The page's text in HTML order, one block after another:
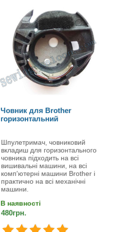
Човник для Brother
горизонтальний
Шпулетримач, човниковий
вкладиш для горизонтального
човника підходить на всі
вишивальні машини, на всі
комп'ютерні машини Brother і
практично на всі механічні
машини.
В наявності
480грн.